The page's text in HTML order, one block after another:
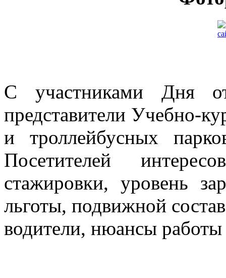
С участниками Дня
представители Учебно-
и троллейбусных
Посетителей
стажировки, уровень
льготы, подвижной
водители, нюансы